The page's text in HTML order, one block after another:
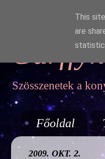
Szösszenetek a
Főoldal
2009. OKT. 2.
This
are